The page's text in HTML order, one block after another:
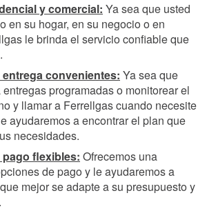
y comercial: Ya sea que usted
en su hogar, en su negocio o en
le brinda el servicio confiable que
convenientes: Ya sea que
programadas o monitorear el
y llamar a Ferrellgas cuando necesite
ayudaremos a encontrar el plan que
necesidades.
flexibles: Ofrecemos una
de pago y le ayudaremos a
mejor se adapte a su presupuesto y